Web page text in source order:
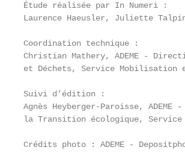
Étude réalisée par In Numeri :
Laurence Haeusler, Juliette
Coordination technique :
Christian Mathery, ADEME -
et Déchets, Service Mobilisation
Suivi d’édition :
Agnès Heyberger-Paroisse,
la Transition écologique,
Crédits photo : ADEME -